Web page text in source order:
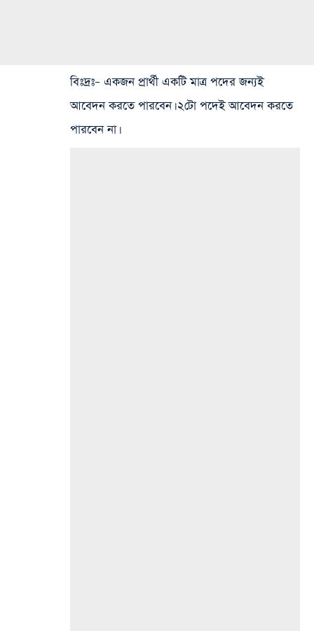
বিঃদ্রঃ– একজন প্রার্থী একটি মাত্র পদের জন্যই
আবেদন করতে পারবেন। ২টো পদেই আবেদন করতে
পারবেন না।